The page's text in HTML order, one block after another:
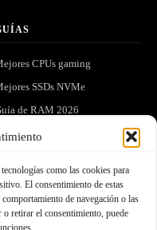
como las cookies para
El consentimiento de estas
de navegación o las
retirar el consentimiento, puede
CPUs gaming
SSDs NVMe
de RAM 2026
todo el hardware
COMUNIDAD
y hardware exclusivo en
correo.